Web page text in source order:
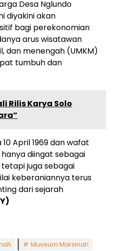
Desa Nglundo
diyakini akan
bagi perekonomian
arus wisatawan
dan menengah (UMKM)
tumbuh dan
Rilis Karya Solo
April 1969 dan wafat
hanya diingat sebagai
juga sebagai
keberaniannya terus
dari sejarah
Museum Marsinah